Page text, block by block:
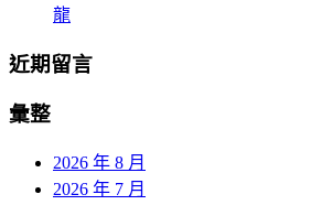
龍
近期留言
彙整
2026 年 8 月
2026 年 7 月